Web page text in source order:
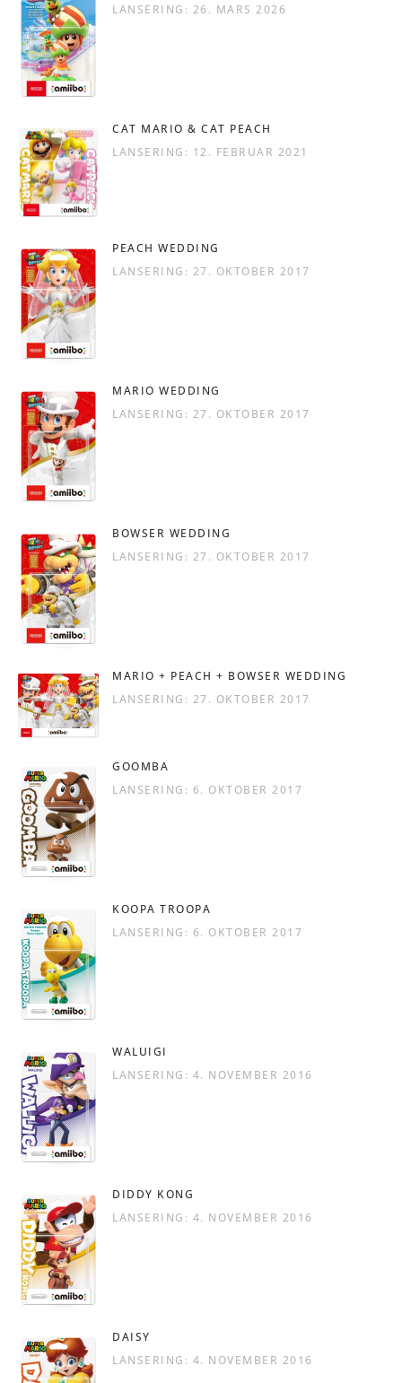
LANSERING: 26. MARS 2026
CAT MARIO & CAT PEACH
LANSERING: 12. FEBRUAR 2021
PEACH WEDDING
LANSERING: 27. OKTOBER 2017
MARIO WEDDING
LANSERING: 27. OKTOBER 2017
BOWSER WEDDING
LANSERING: 27. OKTOBER 2017
MARIO + PEACH + BOWSER WEDDING
LANSERING: 27. OKTOBER 2017
GOOMBA
LANSERING: 6. OKTOBER 2017
KOOPA TROOPA
LANSERING: 6. OKTOBER 2017
WALUIGI
LANSERING: 4. NOVEMBER 2016
DIDDY KONG
LANSERING: 4. NOVEMBER 2016
DAISY
LANSERING: 4. NOVEMBER 2016